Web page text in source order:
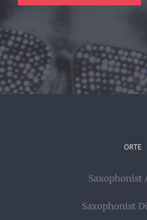
ORTE
Saxophonist
Saxophonist